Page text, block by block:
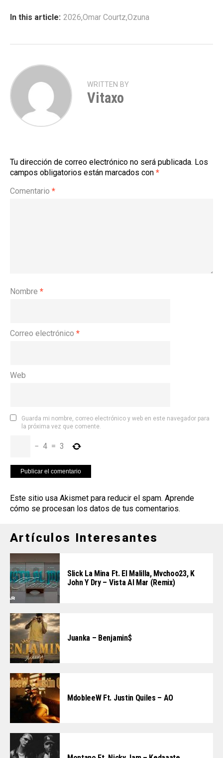
In this article: 2026,Omar Courtz,Ozuna
WRITTEN BY
Vitaxo
Tu dirección de correo electrónico no será publicada. Los
campos obligatorios están marcados con *
Comentario *
Nombre *
Correo electrónico *
Web
Guarda mi nombre, correo electrónico y web en este navegador para
la próxima vez que comente.
− 4 = 3
Este sitio usa Akismet para reducir el spam. Aprende
cómo se procesan los datos de tus comentarios.
Artículos Interesantes
Slick La Mina Ft. El Malilla, Mvchoo23, K
John Y Dry – Vista Al Mar (Remix)
Juanka – Benjamin$
MdobleeW Ft. Justin Quiles – AO